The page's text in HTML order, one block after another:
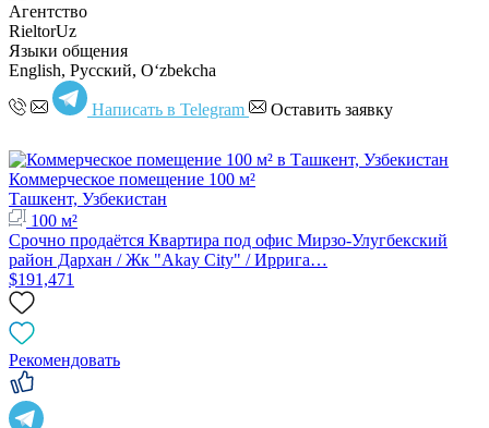
Агентство
RieltorUz
Языки общения
English, Русский, Oʻzbekcha
Написать в Telegram Оставить заявку
Коммерческое помещение 100 м²
Ташкент, Узбекистан
100 м²
Срочно продаётся Квартира под офис Мирзо-Улугбекский
район Дархан / Жк "Akay City" / Иррига…
$191,471
Рекомендовать